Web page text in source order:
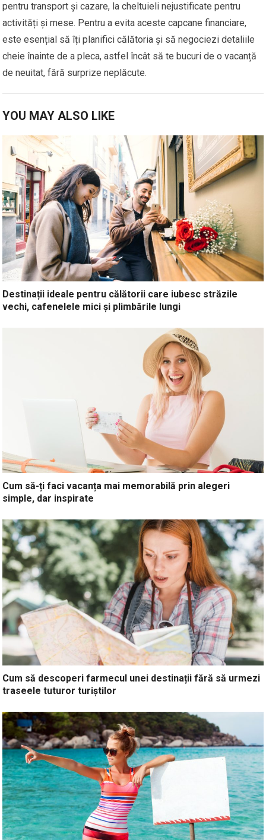
pentru transport și cazare, la cheltuieli nejustificate pentru
activități și mese. Pentru a evita aceste capcane financiare,
este esențial să îți planifici călătoria și să negociezi detaliile
cheie înainte de a pleca, astfel încât să te bucuri de o vacanță
de neuitat, fără surprize neplăcute.
YOU MAY ALSO LIKE
Destinații ideale pentru călătorii care iubesc străzile
vechi, cafenelele mici și plimbările lungi
Cum să-ți faci vacanța mai memorabilă prin alegeri
simple, dar inspirate
Cum să descoperi farmecul unei destinații fără să urmezi
traseele tuturor turiștilor